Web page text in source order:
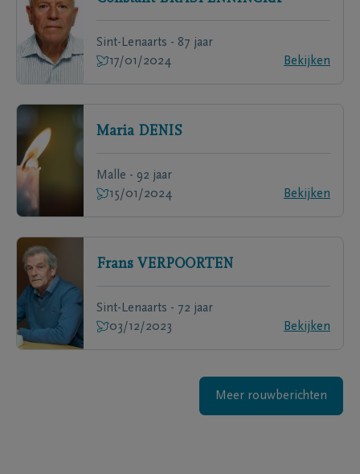
Sint-Lenaarts - 87 jaar
17/01/2024
Bekijken
Maria DENIS
Malle - 92 jaar
15/01/2024
Bekijken
Frans VERPOORTEN
Sint-Lenaarts - 72 jaar
03/12/2023
Bekijken
Meer rouwberichten